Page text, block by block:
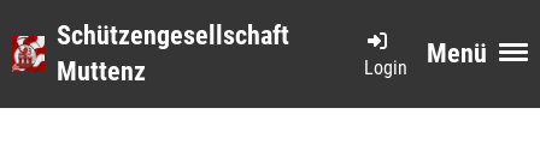
Menü
Login
Schützengesellschaft
Muttenz